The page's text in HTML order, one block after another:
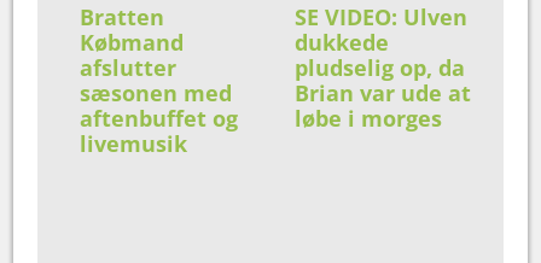
Bratten
Købmand
afslutter
sæsonen med
aftenbuffet og
livemusik
SE VIDEO: Ulven
dukkede
pludselig op, da
Brian var ude at
løbe i morges